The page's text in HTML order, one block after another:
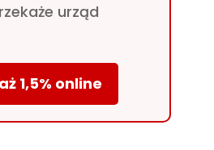
urząd
1,5% online